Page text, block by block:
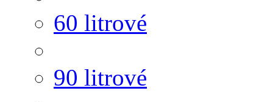
60 litrové
90 litrové